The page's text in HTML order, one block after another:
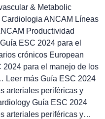
& Metabolic
ANCAM Líneas
Productividad
ESC 2024 para el
crónicos European
para el manejo de los
Leer más Guía ESC 2024
arteriales periféricas y
Guía ESC 2024
arteriales periféricas y…